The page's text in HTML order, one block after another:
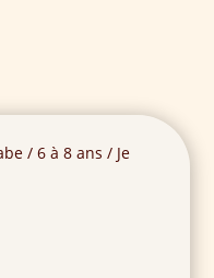
/ 6 à 8 ans / Je